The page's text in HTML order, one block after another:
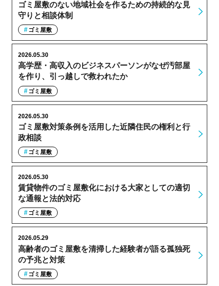
ゴミ屋敷のない地域社会を作るための持続的な見
守りと相談体制
ゴミ屋敷
高学歴・高収入のビジネスパーソンがなぜ汚部屋
を作り、引っ越しで救われたか
2026.05.30
ゴミ屋敷
ゴミ屋敷対策条例を活用した近隣住民の権利と行
政相談
2026.05.30
ゴミ屋敷
賃貸物件のゴミ屋敷化における大家としての適切
な通報と法的対応
2026.05.30
ゴミ屋敷
高齢者のゴミ屋敷を清掃した経験者が語る孤独死
の予兆と対策
2026.05.29
ゴミ屋敷